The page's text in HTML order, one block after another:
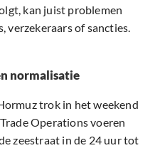
kan juist problemen
verzekeraars of sancties.
normalisatie
trok in het weekend
Operations voeren
zeestraat in de 24 uur tot